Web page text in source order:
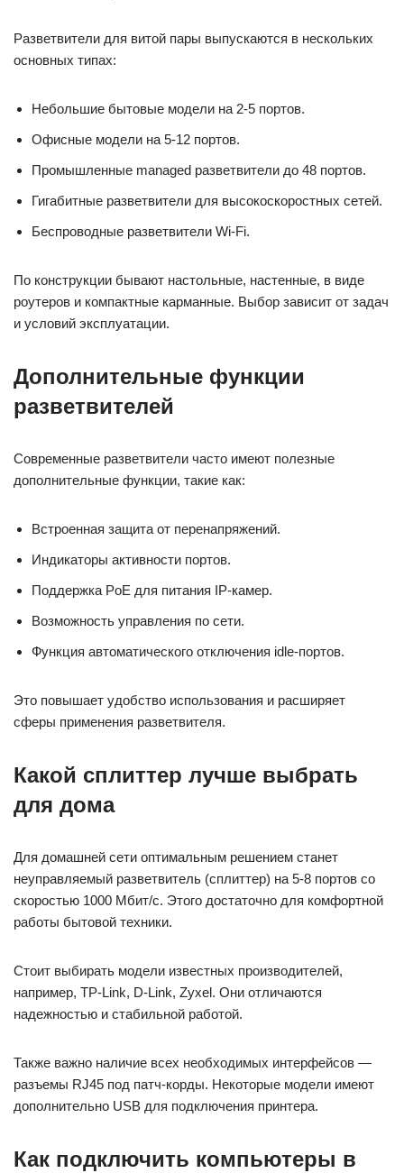
Разветвители для витой пары выпускаются в нескольких
основных типах:
Небольшие бытовые модели на 2-5 портов.
Офисные модели на 5-12 портов.
Промышленные managed разветвители до 48 портов.
Гигабитные разветвители для высокоскоростных сетей.
Беспроводные разветвители Wi-Fi.
По конструкции бывают настольные, настенные, в виде
роутеров и компактные карманные. Выбор зависит от задач
и условий эксплуатации.
Дополнительные функции
разветвителей
Современные разветвители часто имеют полезные
дополнительные функции, такие как:
Встроенная защита от перенапряжений.
Индикаторы активности портов.
Поддержка PoE для питания IP-камер.
Возможность управления по сети.
Функция автоматического отключения idle-портов.
Это повышает удобство использования и расширяет
сферы применения разветвителя.
Какой сплиттер лучше выбрать
для дома
Для домашней сети оптимальным решением станет
неуправляемый разветвитель (сплиттер) на 5-8 портов со
скоростью 1000 Мбит/с. Этого достаточно для комфортной
работы бытовой техники.
Стоит выбирать модели известных производителей,
например, TP-Link, D-Link, Zyxel. Они отличаются
надежностью и стабильной работой.
Также важно наличие всех необходимых интерфейсов —
разъемы RJ45 под патч-корды. Некоторые модели имеют
дополнительно USB для подключения принтера.
Как подключить компьютеры в